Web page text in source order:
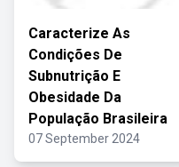
Caracterize As
Condições De
Subnutrição E
Obesidade Da
População Brasileira
07 September 2024